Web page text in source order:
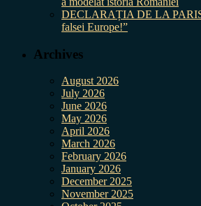
DECLARAȚIA DE LA
falsei Europe!”
Archives
August 2026
July 2026
June 2026
May 2026
April 2026
March 2026
February 2026
January 2026
December 2025
November 2025